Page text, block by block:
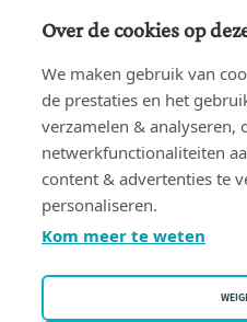
Vind eenvoudig
buurt.
VIND EEN NOTARIS
Over de cookies op
We maken gebruik van
de prestaties en het
verzamelen & analyseren,
netwerkfunctionaliteiten
content & advertenties te
personaliseren.
Kom meer te weten